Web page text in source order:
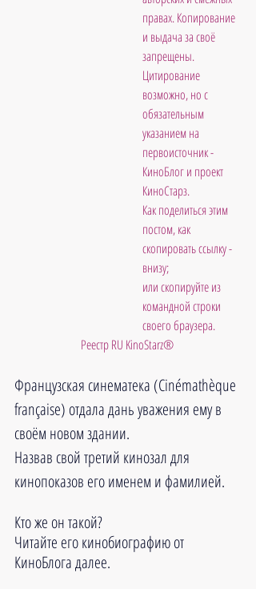
правах. Копирование
и выдача за своё
запрещены.
Цитирование
возможно, но с
обязательным
указанием на
первоисточник -
КиноБлог и проект
КиноСтарз.
Как поделиться этим
постом, как
скопировать ссылку -
внизу;
или скопируйте из
командной строки
своего браузера.
Реестр RU KinoStarz®
Французская синематека (Cinémathèque
française) отдала дань уважения ему в
своём новом здании.
Назвав свой третий кинозал для
кинопоказов его именем и фамилией.
Кто же он такой?
Читайте его кинобиографию от
КиноБлога далее.